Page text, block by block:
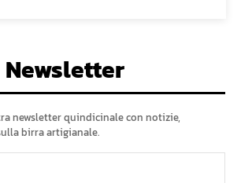
Newsletter
newsletter quindicinale con notizie,
birra artigianale.